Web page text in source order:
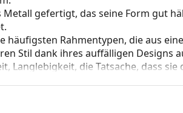
Metall gefertigt, das seine Form gut
häufigsten Rahmentypen, die aus
Stil dank ihres auffälligen Designs
Langlebigkeit, die Tatsache, dass
Leistung.
eine sanfte Veränderung